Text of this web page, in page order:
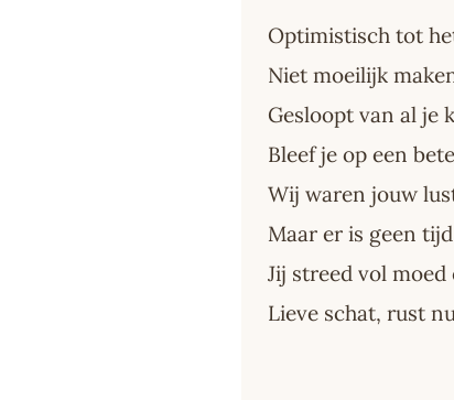
Optimistisch tot
Niet moeilijk
Gesloopt van al je
Bleef je op een
Wij waren jouw
Maar er is geen
Jij streed vol
Lieve schat, rust